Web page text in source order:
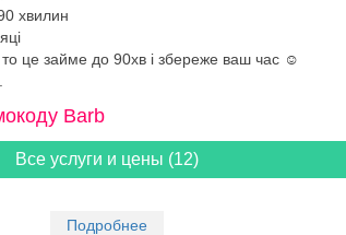
хвилин
це займе до 90хв і збереже ваш час ☺️
Barb
Все услуги и цены (12)
Подробнее